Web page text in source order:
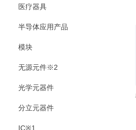
医疗器具
半导体应用产品
模块
无源元件※2
光学元器件
分立元器件
IC※1